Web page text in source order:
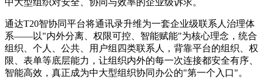
通达T20智协同平台将通讯录升维为一套企业级联系人治理体
系——以"内外分离、权限可控、智能赋能"为核心理念，统合
组织、个人、公共、用户组四类联系人，背靠平台的组织、权
限、表单等底层能力，让组织内外的每一次连接都安全有序、
智能高效，真正成为中大型组织协同办公的"第一个入口"。